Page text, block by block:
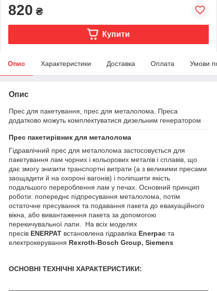
820 ₴
Купити
Опис Характеристики Доставка Оплата Умови
Опис
Прес для пакетування, прес для металолома. Преса
додатково можуть комплектуватися дизельним генератором
Прес пакетирівник для металолома
Гідравлічний прес для металолома застосовується для
пакетування лам чорних і кольорових металів і сплавів, що
дає змогу знизити транспортні витрати (а з великими пресами
заощадити й на охороні вагонів) і поліпшити якість
подальшого перероблення лам у печах. Основний принцип
роботи: попереднє підпресування металолома, потім
остаточне пресування та подавання пакета до евакуаційного
вікна, або вивантаження пакета за допомогою
перекичувальної лапи. На всіх моделях
пресів ENERPAT встановлена гідравліка Enerpac та
електрокерування Rexroth-Bosch Group, Siemens
ОСНОВНІ ТЕХНІЧНІ ХАРАКТЕРИСТИКИ: